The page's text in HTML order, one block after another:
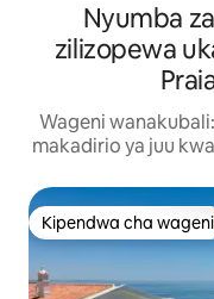
Nyumba
zilizopewa
Wageni
makadirio ya juu
Kipendwa cha wageni
Kipendwa cha wageni